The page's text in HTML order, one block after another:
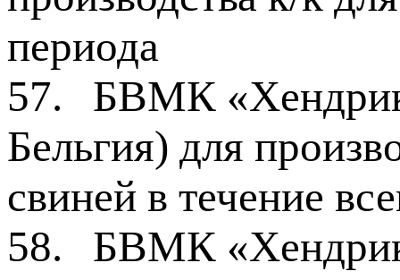
периода
57.
БВМК
Бельгия) для
свиней в течение
58.
БВМК